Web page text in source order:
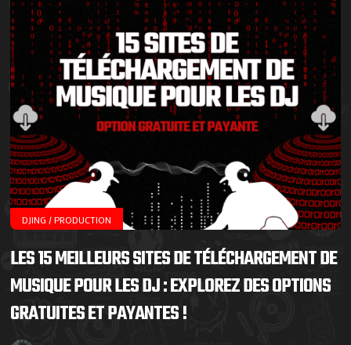
DJING / PRODUCTION
LES 15 MEILLEURS SITES DE TÉLÉCHARGEMENT DE
MUSIQUE POUR LES DJ : EXPLOREZ DES OPTIONS
GRATUITES ET PAYANTES !